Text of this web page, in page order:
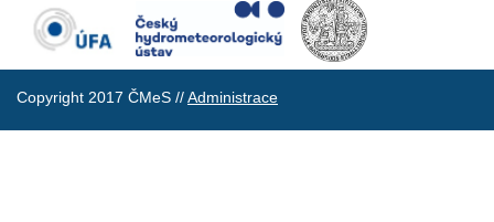
Copyright 2017 ČMeS //Administrace